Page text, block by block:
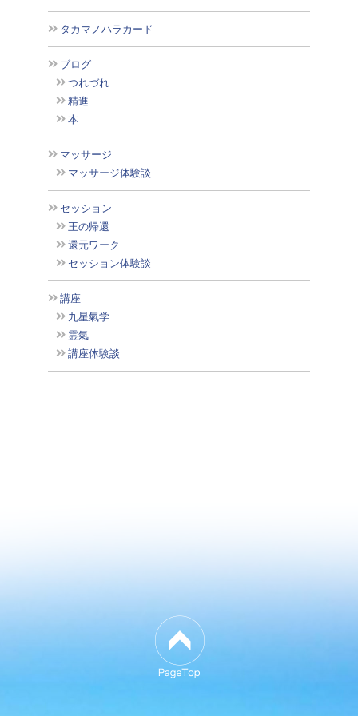
タカマノハラカード
ブログ
つれづれ
精進
本
マッサージ
マッサージ体験談
セッション
王の帰還
還元ワーク
セッション体験談
講座
九星氣学
霊氣
講座体験談